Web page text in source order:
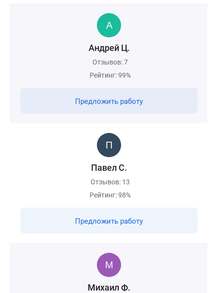
Андрей Ц.
Отзывов: 7
Рейтинг: 99%
Предложить работу
Павел С.
Отзывов: 13
Рейтинг: 98%
Предложить работу
Михаил Ф.